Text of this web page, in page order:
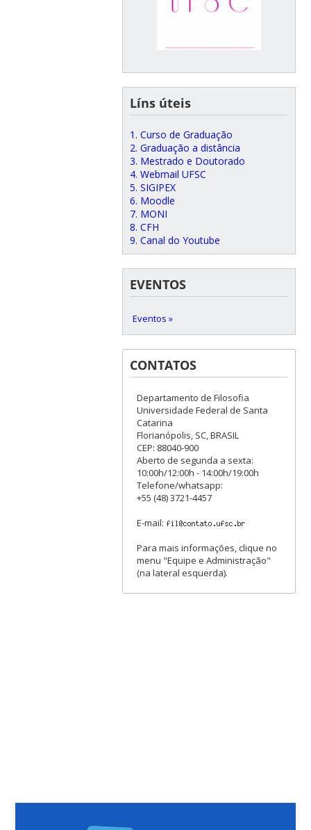
Líns úteis
1. Curso de Graduação
2. Graduação a distância
3. Mestrado e Doutorado
4. Webmail UFSC
5. SIGIPEX
6. Moodle
7. MONI
8. CFH
9. Canal do Youtube
EVENTOS
Eventos »
CONTATOS
Departamento de Filosofia
Universidade Federal de Santa
Catarina
Florianópolis, SC, BRASIL
CEP: 88040-900
Aberto de segunda a sexta:
10:00h/12:00h - 14:00h/19:00h
Telefone/whatsapp:
+55 (48) 3721-4457
E-mail:
Para mais informações, clique no
menu "Equipe e Administração"
(na lateral esquerda).